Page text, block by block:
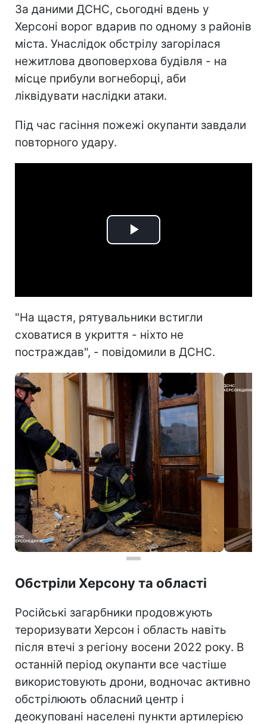
За даними ДСНС, сьогодні вдень у
Херсоні ворог вдарив по одному з районів
міста. Унаслідок обстрілу загорілася
нежитлова двоповерхова будівля - на
місце прибули вогнеборці, аби
ліквідувати наслідки атаки.
Під час гасіння пожежі окупанти завдали
повторного удару.
Play
"На щастя, рятувальники встигли
сховатися в укриття - ніхто не
постраждав", - повідомили в ДСНС.
Обстріли Херсону та області
Російські загарбники продовжують
тероризувати Херсон і область навіть
після втечі з регіону восени 2022 року. В
останній період окупанти все частіше
використовують дрони, водночас активно
обстрілюють обласний центр і
деокуповані населені пункти артилерією